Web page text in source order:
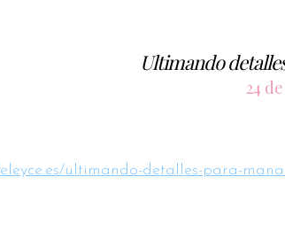
Ultimando
24
ultimando-detalles-para-